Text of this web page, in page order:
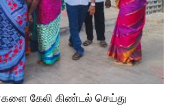
கேலி கிண்டல் செய்து